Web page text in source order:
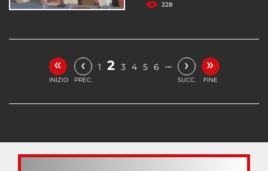
228
«
INIZIO
‹
PREC.
1 2 3 4 5 6 … ›
SUCC.
»
FINE